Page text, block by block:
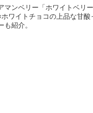
マンベリー「ホワイトベリ
ワイトチョコの上品な甘酸
紹介。